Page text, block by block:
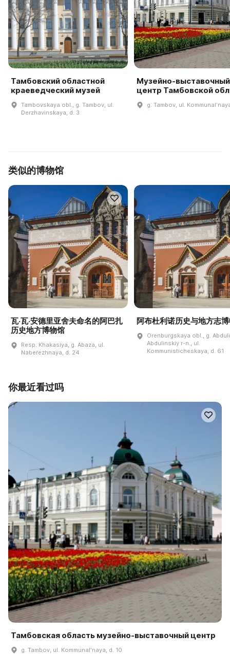
Тамбовский областной
краеведческий музей
Tambovskaya obl., g. Tambov, ul.
Derzhavinskaya, d. 3
Музейно-выставочный
центр Тамбовской
g. Tambov, ul.
类似的博物馆
瓦·瓦·安德里亚舍夫命名的阿巴扎
历史地方博物馆
Resp. Khakasiya, g. Abaza, ul.
Naberezhnaya, d. 24
阿布杜利诺历史与地方志
Orenburgskaya obl., g.
Abdulinskiy r-n., ul.
Kommunisticheskaya, d. 61
你最近看过吗
Тамбовская область музейно-выставочный центр
g. Tambov, ul. Kommunalʹnaya, d. 10